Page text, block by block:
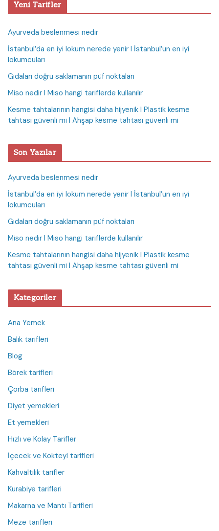
Yeni Tarifler
Ayurveda beslenmesi nedir
İstanbul’da en iyi lokum nerede yenir I İstanbul’un en iyi
lokumcuları
Gıdaları doğru saklamanın püf noktaları
Miso nedir I Miso hangi tariflerde kullanılır
Kesme tahtalarının hangisi daha hijyenik I Plastik kesme
tahtası güvenli mi I Ahşap kesme tahtası güvenli mi
Son Yazılar
Ayurveda beslenmesi nedir
İstanbul’da en iyi lokum nerede yenir I İstanbul’un en iyi
lokumcuları
Gıdaları doğru saklamanın püf noktaları
Miso nedir I Miso hangi tariflerde kullanılır
Kesme tahtalarının hangisi daha hijyenik I Plastik kesme
tahtası güvenli mi I Ahşap kesme tahtası güvenli mi
Kategoriler
Ana Yemek
Balık tarifleri
Blog
Börek tarifleri
Çorba tarifleri
Diyet yemekleri
Et yemekleri
Hızlı ve Kolay Tarifler
İçecek ve Kokteyl tarifleri
Kahvaltılık tarifler
Kurabiye tarifleri
Makarna ve Mantı Tarifleri
Meze tarifleri